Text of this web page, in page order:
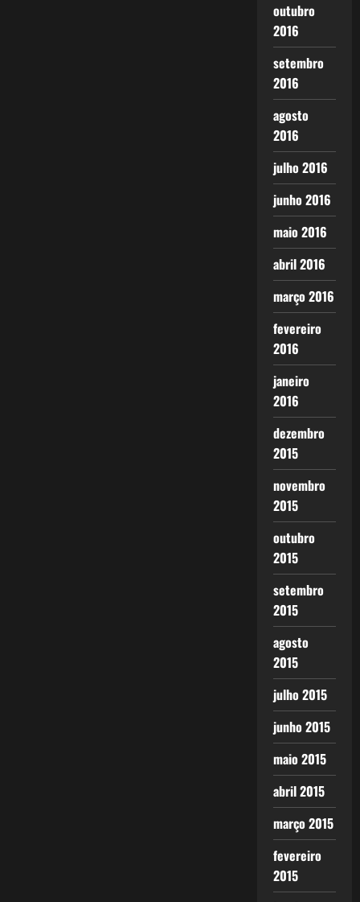
outubro
2016
setembro
2016
agosto
2016
julho 2016
junho 2016
maio 2016
abril 2016
março 2016
fevereiro
2016
janeiro
2016
dezembro
2015
novembro
2015
outubro
2015
setembro
2015
agosto
2015
julho 2015
junho 2015
maio 2015
abril 2015
março 2015
fevereiro
2015